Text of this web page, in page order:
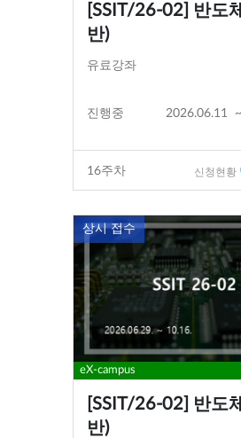
[SSIT/26-02] 반도
반)
유료강좌
진행중 2026.06.11
16주차 신청현황
상시 접수
eX-campus
[SSIT/26-02] 반도
반)